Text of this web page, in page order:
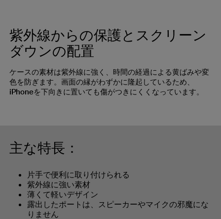
紫外線からの保護とスクリーン
ダウンの配置
ケースの素材は紫外線に強く、時間の経過による黄ばみや変
色を防ぎます。画面の縁がわずかに隆起しているため、
iPhoneを下向きに置いても傷がつきにくくなっています。
主な特長：
片手で便利に取り付けられる
紫外線に強い素材
薄くて軽いデザイン
露出したポートは、スピーカーやマイクの邪魔にな
りません